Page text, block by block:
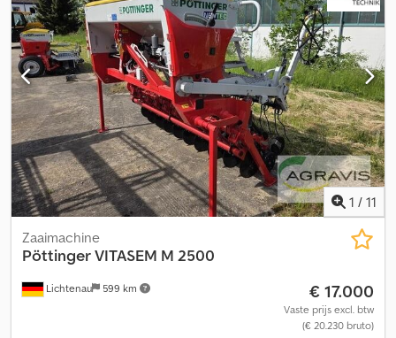
1 / 11
Lichtenau 599 km
Zaaimachine
PöttingerVITASEM M 2500
€ 17.000
Vaste prijs excl. btw
(€ 20.230 bruto)